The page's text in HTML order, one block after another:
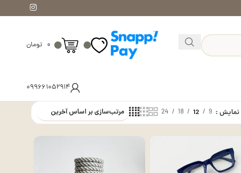
۰ تومان
۰۹۹۶۶۱۰۵۲۹۱۴
نمایش 9
12
18
24